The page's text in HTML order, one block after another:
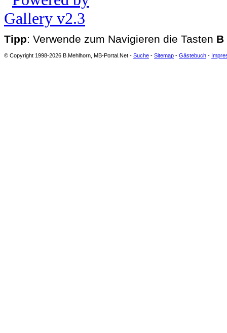
Tipp: Verwende zum Navigieren die Tasten B
© Copyright 1998-2026 B.Mehlhorn, MB-Portal.Net - Suche - Sitemap - Gästebuch -